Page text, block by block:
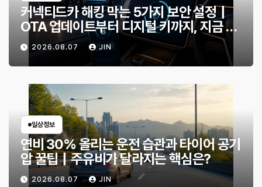
커넥티드카 해킹 막는 5가지 보안 설정｜
OTA 업데이트부터 디지털 키까지, 지금 확
인할 것은?
2026.08.07 JIN
일상정보
연비 30% 올리는 운전 습관과 타이어 공기
압 꿀팁｜주유비가 달라지는 핵심은?
2026.08.07 JIN